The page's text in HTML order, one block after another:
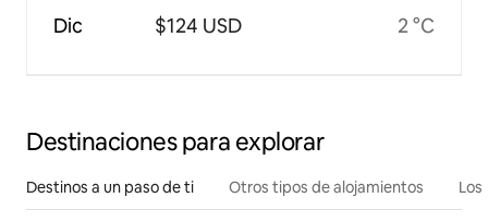
Dic $124 USD 2 °C
Destinaciones para explorar
Destinos a un paso de ti Otros tipos de alojamientos